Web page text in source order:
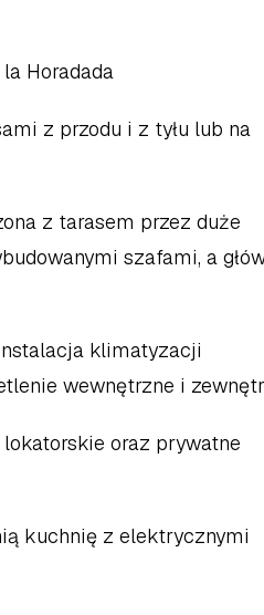
Horadada
z przodu i z tyłu lub na
z tarasem przez duże
szafami, a
klimatyzacji
wewnętrzne i
oraz prywatne
kuchnię z elektrycznymi